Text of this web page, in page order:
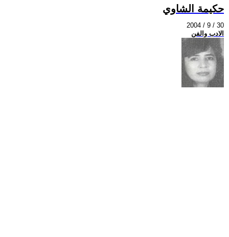
حكيمة الشاوي
2004 / 9 / 30
الادب والفن